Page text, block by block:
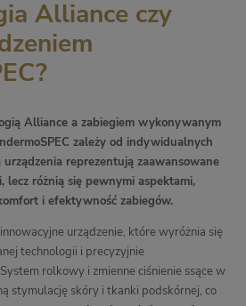
Alliance czy
Alliance a zabiegiem wykonywanym
zależy od indywidualnych
reprezentują zaawansowane
lecz różnią się pewnymi aspektami,
i efektywność zabiegów.
urządzenie, które wyróżnia się
technologii i precyzyjnie
rolkowy i zmienne ciśnienie ssące w
stymulację skóry i tkanki podskórnej, co